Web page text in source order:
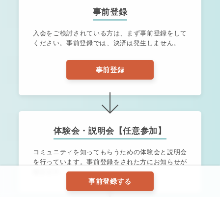
事前登録する
事前登録
入会をご検討されている方は、まず事前登録をして
ください。事前登録では、決済は発生しません。
事前登録
体験会・説明会【任意参加】
コミュニティを知ってもらうための体験会と説明会
を行っています。事前登録をされた方にお知らせが
届きます。